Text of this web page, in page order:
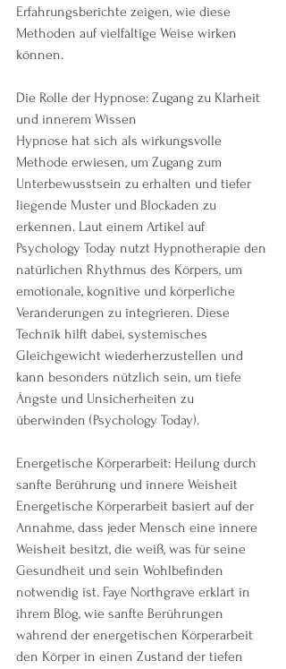
Erfahrungsberichte zeigen, wie diese
Methoden auf vielfältige Weise wirken
können.
Die Rolle der Hypnose: Zugang zu Klarheit
und innerem Wissen
Hypnose hat sich als wirkungsvolle
Methode erwiesen, um Zugang zum
Unterbewusstsein zu erhalten und tiefer
liegende Muster und Blockaden zu
erkennen. Laut einem Artikel auf
Psychology Today nutzt Hypnotherapie den
natürlichen Rhythmus des Körpers, um
emotionale, kognitive und körperliche
Veränderungen zu integrieren. Diese
Technik hilft dabei, systemisches
Gleichgewicht wiederherzustellen und
kann besonders nützlich sein, um tiefe
Ängste und Unsicherheiten zu
überwinden​ (Psychology Today).
Energetische Körperarbeit: Heilung durch
sanfte Berührung und innere Weisheit
Energetische Körperarbeit basiert auf der
Annahme, dass jeder Mensch eine innere
Weisheit besitzt, die weiß, was für seine
Gesundheit und sein Wohlbefinden
notwendig ist. Faye Northgrave erklärt in
ihrem Blog, wie sanfte Berührungen
während der energetischen Körperarbeit
den Körper in einen Zustand der tiefen